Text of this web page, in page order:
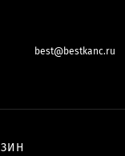
best@bestkanc.ru